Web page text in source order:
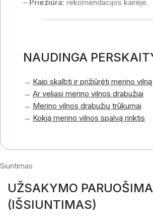
– Priežiūra: rekomendacijos kairėje.
NAUDINGA
→ Kaip skalbti ir prižiūrėti merino vilną
→ Ar veliasi merino vilnos drabužiai
→ Merino vilnos drabužių trūkumai
→ Kokią merino vilnos spalvą rinktis
Siuntimas
UŽSAKYMO
(IŠSIUNTIMAS)